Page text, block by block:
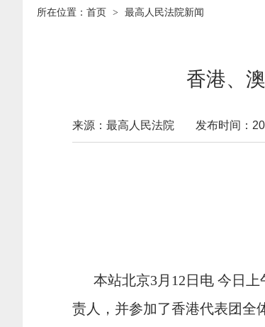
所在位置： 首页 > 最高人民法院新闻
香港、
来源：最高人民法院 发布时间：
本站北京3月12日电 今日上
责人，并参加了香港代表团全